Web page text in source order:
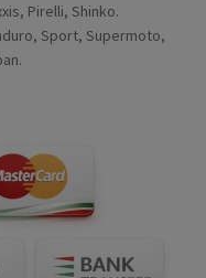
Pirelli, Shinko.
Sport, Supermoto,